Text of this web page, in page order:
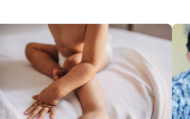
más
del
y
se